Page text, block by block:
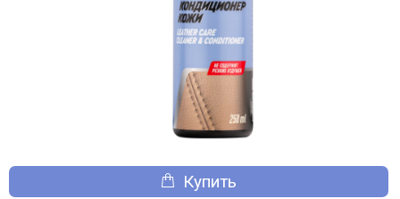
Купить